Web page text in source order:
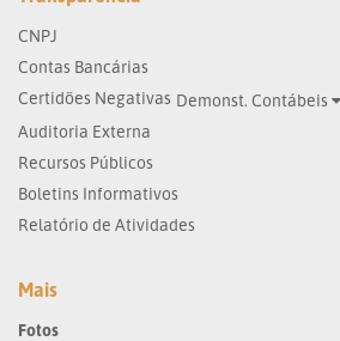
CNPJ
Contas Bancárias
Certidões Negativas Demonst. Contábeis
Auditoria Externa
Recursos Públicos
Boletins Informativos
Relatório de Atividades
Mais
Fotos